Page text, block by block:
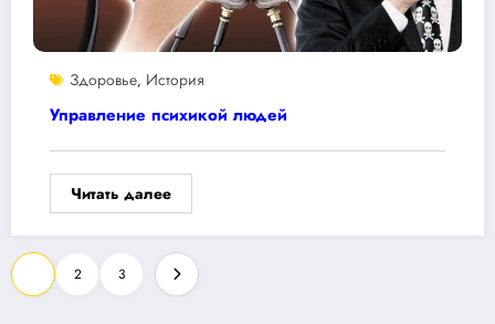
Здоровье, История
Управление психикой людей
Читать далее
Пагинация
записей
2 3